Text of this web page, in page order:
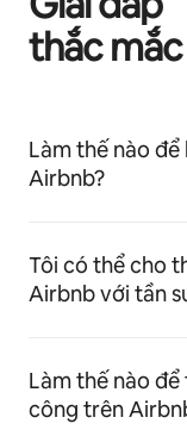
thắc
Làm thế nào
Airbnb?
Tôi có thể cho
Airbnb với tần
Làm thế nào
công trên